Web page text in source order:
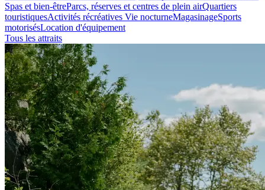
Spas et bien-êtreParcs, réserves et centres de plein airQuartiers
touristiquesActivités récréatives Vie nocturneMagasinageSports
motorisésLocation d'équipement
Tous les attraits